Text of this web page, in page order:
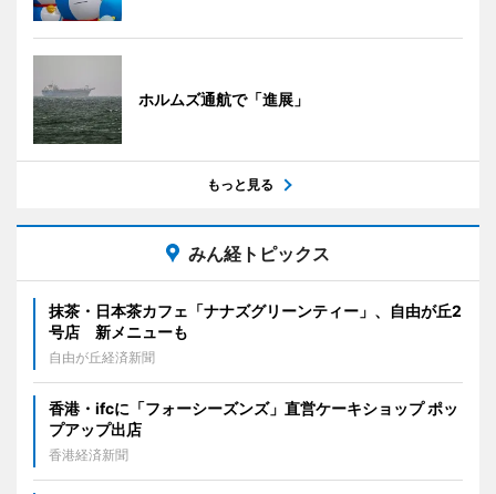
ホルムズ通航で「進展」
もっと見る
みん経トピックス
抹茶・日本茶カフェ「ナナズグリーンティー」、自由が丘2
号店 新メニューも
自由が丘経済新聞
香港・ifcに「フォーシーズンズ」直営ケーキショップ ポッ
プアップ出店
香港経済新聞